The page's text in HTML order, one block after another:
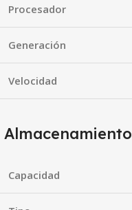
Procesador
Generación
Velocidad
Almacenamiento
Capacidad